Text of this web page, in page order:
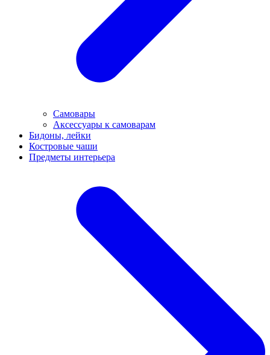
Самовары
Аксессуары к самоварам
Бидоны, лейки
Костровые чаши
Предметы интерьера